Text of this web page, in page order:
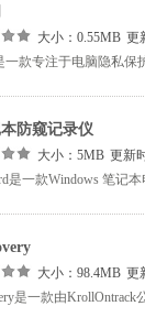
大小：0.55MB 更
防窥记录仪
大小：5MB 更新
大小：98.4MB 更